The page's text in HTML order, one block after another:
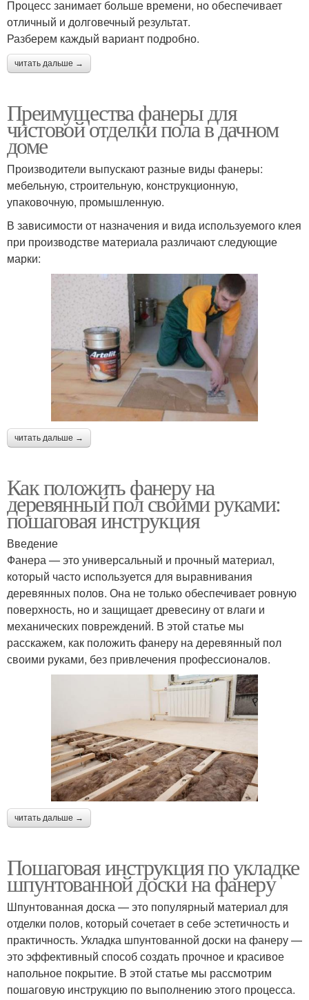
Процесс занимает больше времени, но обеспечивает
отличный и долговечный результат.
Разберем каждый вариант подробно.
читать дальше →
Преимущества фанеры для
чистовой отделки пола в дачном
доме
Производители выпускают разные виды фанеры:
мебельную, строительную, конструкционную,
упаковочную, промышленную.
В зависимости от назначения и вида используемого клея
при производстве материала различают следующие
марки:
читать дальше →
Как положить фанеру на
деревянный пол своими руками:
пошаговая инструкция
Введение
Фанера — это универсальный и прочный материал,
который часто используется для выравнивания
деревянных полов. Она не только обеспечивает ровную
поверхность, но и защищает древесину от влаги и
механических повреждений. В этой статье мы
расскажем, как положить фанеру на деревянный пол
своими руками, без привлечения профессионалов.
читать дальше →
Пошаговая инструкция по укладке
шпунтованной доски на фанеру
Шпунтованная доска — это популярный материал для
отделки полов, который сочетает в себе эстетичность и
практичность. Укладка шпунтованной доски на фанеру —
это эффективный способ создать прочное и красивое
напольное покрытие. В этой статье мы рассмотрим
пошаговую инструкцию по выполнению этого процесса.